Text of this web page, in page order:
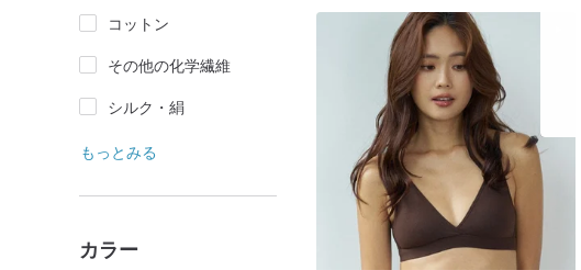
コットン
その他の化学繊維
シルク・絹
もっとみる
カラー